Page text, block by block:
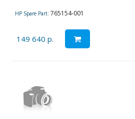
HP Spare Part: 765154-001
149 640 р.